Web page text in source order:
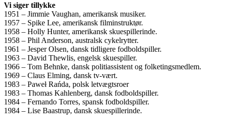
Vi siger tillykke
1951 – Jimmie Vaughan, amerikansk musiker.
1957 – Spike Lee, amerikansk filminstruktør.
1958 – Holly Hunter, amerikansk skuespillerinde.
1958 – Phil Anderson, australsk cykelrytter.
1961 – Jesper Olsen, dansk tidligere fodboldspiller.
1963 – David Thewlis, engelsk skuespiller.
1966 – Tom Behnke, dansk politiassistent og folketingsmedlem.
1969 – Claus Elming, dansk tv-vært.
1983 – Paweł Rańda, polsk letvægtsroer
1983 – Thomas Kahlenberg, dansk fodboldspiller.
1984 – Fernando Torres, spansk fodboldspiller.
1984 – Lise Baastrup, dansk skuespillerinde.